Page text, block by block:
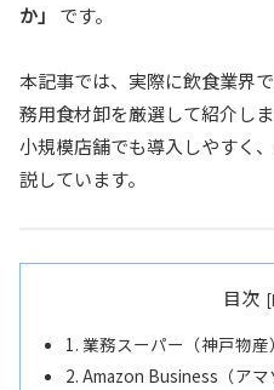
か」
です。
本記事では、実際に飲食業界
務用食材卸を厳選して紹介しま
小規模店舗でも導入しやすく
説しています。
目次
1. 業務スーパー（神戸物産）
2. Amazon Business（アマ